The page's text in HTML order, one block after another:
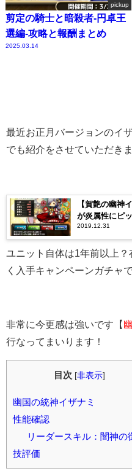
pickup
剪定の騎士と暗殺者-円卓王
選編-攻略と報酬まとめ
2025.03.14
最近お正月バージョンのイ
でも紹介をさせていただきま
【賀艶の幽神
が炎属性にピ
2019.12.31
ユニット自体は1年前以上
く入手キャンペーンガチャ
非常に今更感は強いです【
行なってまいります！
目次 [非表示]
幽国の統神イザナミ
性能確認
リーダースキル：闇神の
技評価